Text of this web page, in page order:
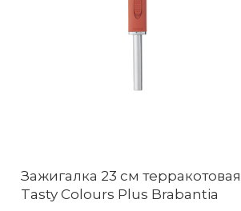
Зажигалка 23 см терракотовая
Tasty Colours Plus Brabantia